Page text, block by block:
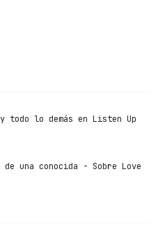
y todo lo demás en Listen Up
una conocida - Sobre Love